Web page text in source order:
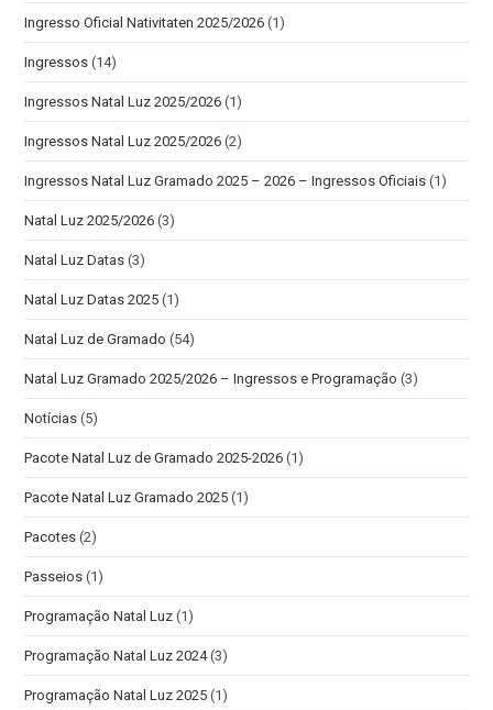
Ingresso Oficial Nativitaten 2025/2026 (1)
Ingressos (14)
Ingressos Natal Luz 2025/2026 (1)
Ingressos Natal Luz 2025/2026 (2)
Ingressos Natal Luz Gramado 2025 – 2026 – Ingressos Oficiais (1)
Natal Luz 2025/2026 (3)
Natal Luz Datas (3)
Natal Luz Datas 2025 (1)
Natal Luz de Gramado (54)
Natal Luz Gramado 2025/2026 – Ingressos e Programação (3)
Notícias (5)
Pacote Natal Luz de Gramado 2025-2026 (1)
Pacote Natal Luz Gramado 2025 (1)
Pacotes (2)
Passeios (1)
Programação Natal Luz (1)
Programação Natal Luz 2024 (3)
Programação Natal Luz 2025 (1)